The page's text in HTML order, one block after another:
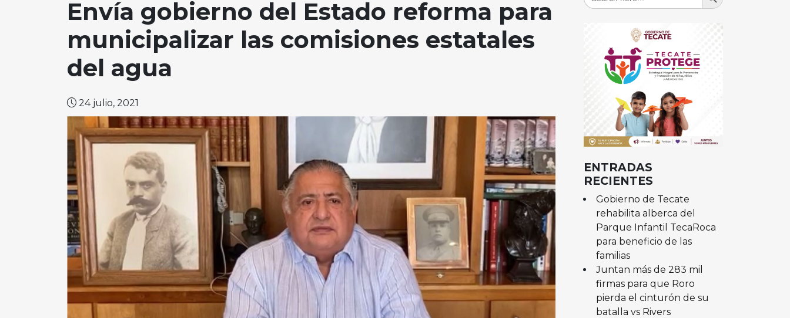
Envía gobierno del Estado reforma para
municipalizar las comisiones estatales
del agua
24 julio, 2021
ENTRADAS
RECIENTES
Gobierno de Tecate
rehabilita alberca del
Parque Infantil TecaRoca
para beneficio de las
familias
Juntan más de 283 mil
firmas para que Roro
pierda el cinturón de su
batalla vs Rivers